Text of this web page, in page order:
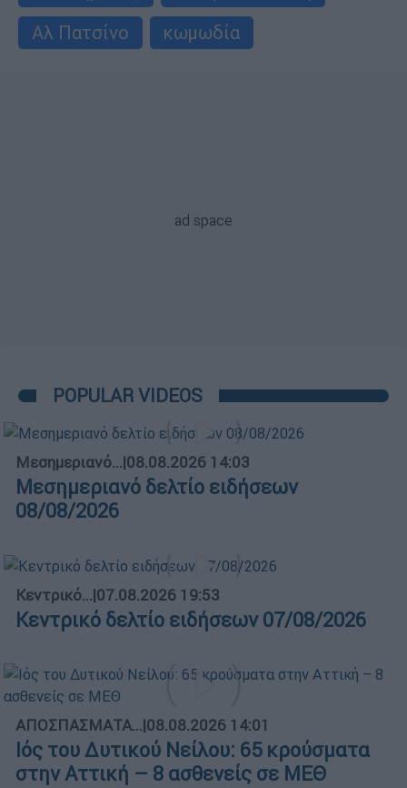
Αλ Πατσίνο
κωμωδία
POPULAR VIDEOS
Μεσημεριανό...|08.08.2026 14:03
Μεσημεριανό δελτίο ειδήσεων
08/08/2026
Κεντρικό...|07.08.2026 19:53
Κεντρικό δελτίο ειδήσεων 07/08/2026
ΑΠΟΣΠΑΣΜΑΤΑ...|08.08.2026 14:01
Ιός του Δυτικού Νείλου: 65 κρούσματα
στην Αττική – 8 ασθενείς σε ΜΕΘ